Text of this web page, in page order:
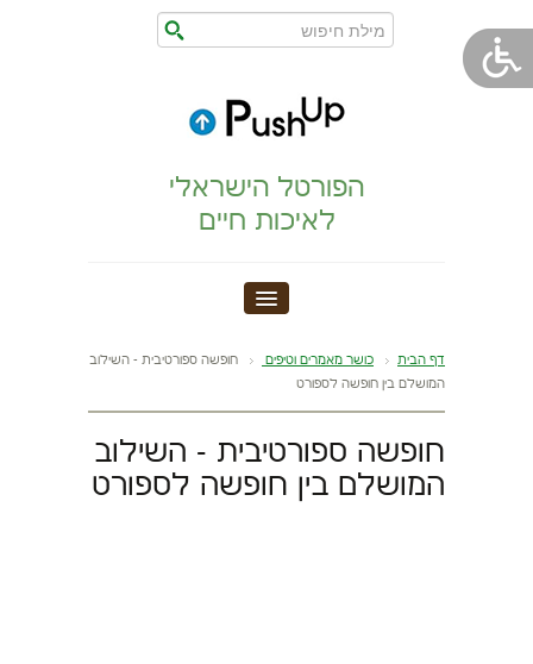
הפורטל הישראלי
לאיכות חיים
חדר כושר
הצהרת נגישות
הריון,לידה,תינוק
דף הבית כושר מאמרים וטיפים
חופשה ספורטיבית - השילוב
המושלם בין חופשה לספורט
חופשה ספורטיבית - השילוב
המושלם בין חופשה לספורט